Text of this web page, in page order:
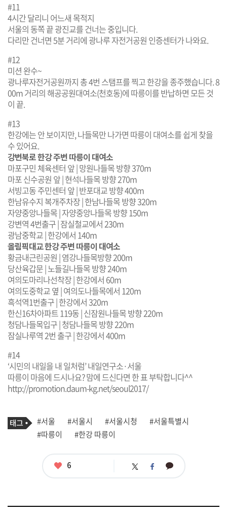
#11
4시간 달리니 어느새 목적지
서울의 동쪽 끝 광진교를 건너는 중입니다.
다리만 건너면 5분 거리에 광나루 자전거공원 인증센터가 나와요.
#12
미션 완수~
광나루자전거공원까지 총 4번 스탬프를 찍고 한강을 종주했습니다. 8
00m 거리의 해공공원대여소(천호동)에 따릉이를 반납하면 모든 것
이 끝.
#13
한강에는 안 보이지만, 나들목만 나가면 따릉이 대여소를 쉽게 찾을
수 있어요.
강변북로 한강 주변 따릉이 대여소
마포구민 체육센터 앞 | 망원나들목 방향 370m
마포 신수공원 앞 | 현석나들목 방향 270m
서빙고동 주민센터 앞 | 반포대교 방향 400m
한남유수지 복개주차장 | 한남나들목 방향 320m
자양중앙나들목 | 자양중앙나들목 방향 150m
강변역 4번출구 | 잠실철교에서 230m
광남중학교 | 한강에서 140m
올림픽대교 한강 주변 따릉이 대여소
황금내근린공원 | 염강나들목방향 200m
당산육갑문 | 노들길나들목 방향 240m
여의도마리나선착장 | 한강에서 60m
여의도중학교 옆 | 여의도나들목에서 120m
흑석역1번출구 | 한강에서 320m
한신16차아파트 119동 | 신잠원나들목 방향 220m
청담나들목입구 | 청담나들목 방향 220m
잠실나루역 2번 출구 | 한강에서 400m
#14
‘시민의 내일을 내 일처럼’ 내일연구소·서울
따릉이 마음에 드시나요? 맘에 드신다면 한 표 부탁합니다^^
http://promotion.daum-kg.net/seoul2017/
기
사
관
련
태
그
#서울 #서울시 #서울시청
#서울특별시
#따릉이
#한강 따릉이
좋
6 트 페 카